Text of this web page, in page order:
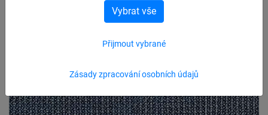
Zásady zpracování osobních údajů
Přijmout vybrané
Vybrat vše